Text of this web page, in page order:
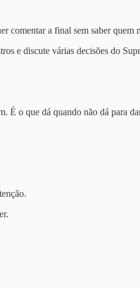
comentar a final sem saber quem
e discute várias decisões do
É o que dá quando não dá para